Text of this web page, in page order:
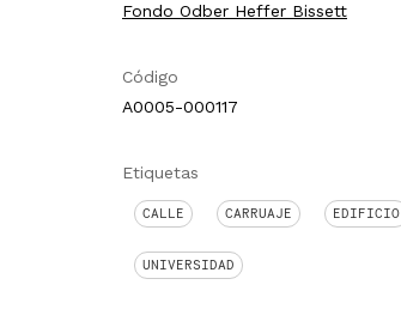
Fondo Odber Heffer Bissett
Código
A0005-000117
Etiquetas
CALLE CARRUAJE EDIFICIO
UNIVERSIDAD